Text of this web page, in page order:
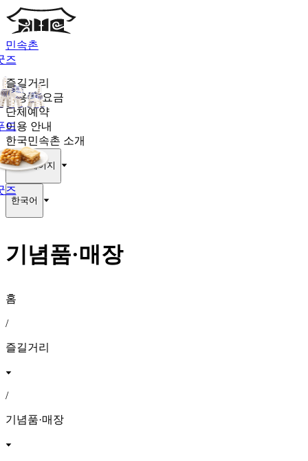
민속촌
즈
드
즈
즐길거리
이용권·요금
단체예약
이용 안내
한국민속촌 소개
마이페이지
한국어
기념품·매장
홈
/
즐길거리
/
기념품·매장